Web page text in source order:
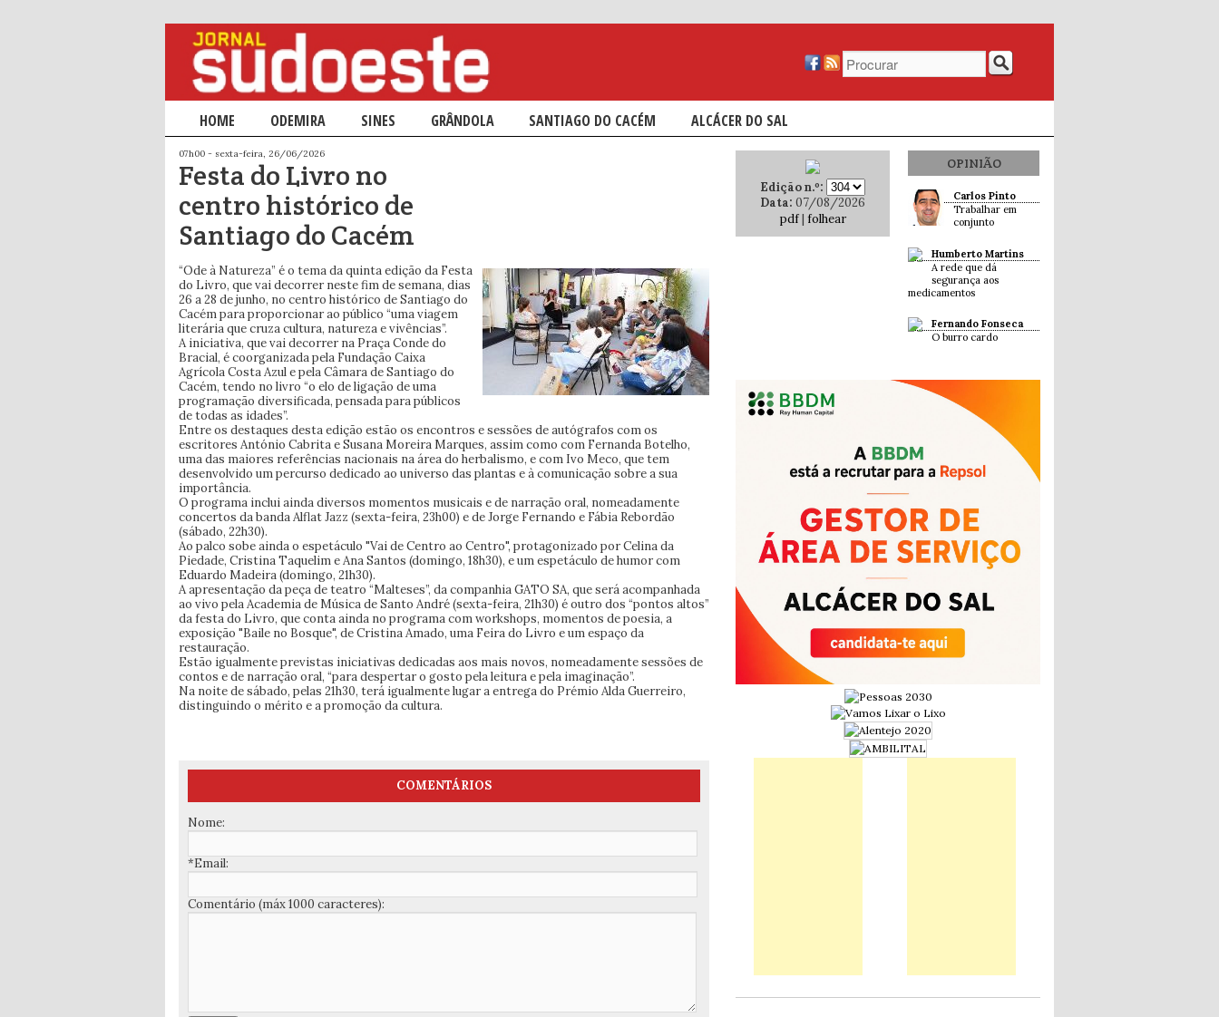
Menu principal
SALTAR PARA O CONTEÚDO PRIMÁRIO
SALTAR PARA O CONTEÚDO SECUNDÁRIO
HOME ODEMIRA SINES GRÂNDOLA SANTIAGO DO CACÉM ALCÁCER DO SAL
07h00 - sexta-feira, 26/06/2026
Festa do Livro no
centro histórico de
Santiago do Cacém
“Ode à Natureza” é o tema da quinta edição da Festa
do Livro, que vai decorrer neste fim de semana, dias
26 a 28 de junho, no centro histórico de Santiago do
Cacém para proporcionar ao público “uma viagem
literária que cruza cultura, natureza e vivências”.
A iniciativa, que vai decorrer na Praça Conde do
Bracial, é coorganizada pela Fundação Caixa
Agrícola Costa Azul e pela Câmara de Santiago do
Cacém, tendo no livro “o elo de ligação de uma
programação diversificada, pensada para públicos
de todas as idades”.
Entre os destaques desta edição estão os encontros e sessões de autógrafos com os
escritores António Cabrita e Susana Moreira Marques, assim como com Fernanda Botelho,
uma das maiores referências nacionais na área do herbalismo, e com Ivo Meco, que tem
desenvolvido um percurso dedicado ao universo das plantas e à comunicação sobre a sua
importância.
O programa inclui ainda diversos momentos musicais e de narração oral, nomeadamente
concertos da banda Alflat Jazz (sexta-feira, 23h00) e de Jorge Fernando e Fábia Rebordão
(sábado, 22h30).
Ao palco sobe ainda o espetáculo "Vai de Centro ao Centro", protagonizado por Celina da
Piedade, Cristina Taquelim e Ana Santos (domingo, 18h30), e um espetáculo de humor com
Eduardo Madeira (domingo, 21h30).
A apresentação da peça de teatro “Malteses”, da companhia GATO SA, que será acompanhada
ao vivo pela Academia de Música de Santo André (sexta-feira, 21h30) é outro dos “pontos altos”
da festa do Livro, que conta ainda no programa com workshops, momentos de poesia, a
exposição "Baile no Bosque", de Cristina Amado, uma Feira do Livro e um espaço da
restauração.
Estão igualmente previstas iniciativas dedicadas aos mais novos, nomeadamente sessões de
contos e de narração oral, “para despertar o gosto pela leitura e pela imaginação”.
Na noite de sábado, pelas 21h30, terá igualmente lugar a entrega do Prémio Alda Guerreiro,
distinguindo o mérito e a promoção da cultura.
COMENTÁRIOS
Nome:
*Email:
Comentário (máx 1000 caracteres):
Edição n.º:
Data: 07/08/2026
pdf | folhear
OPINIÃO
Carlos Pinto
Trabalhar em
conjunto
Humberto Martins
A rede que dá
segurança aos
medicamentos
Fernando Fonseca
O burro cardo